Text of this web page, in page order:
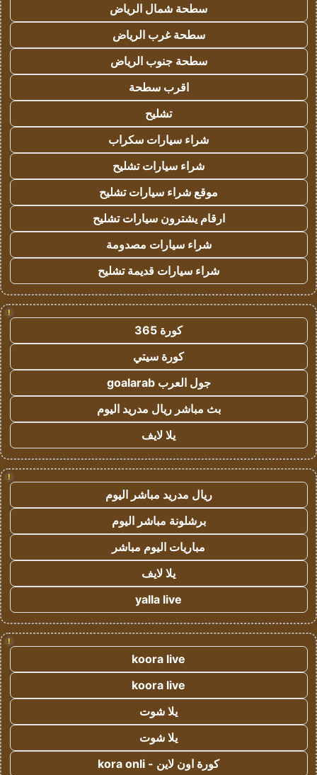
سطحة شمال الرياض
سطحة غرب الرياض
سطحة جنوب الرياض
اقرب سطحة
تشليح
شراء سيارات سكراب
شراء سيارات تشليح
موقع شراء سيارات تشليح
ارقام يشترون سيارات تشليح
شراء سيارات مصدومة
شراء سيارات قديمة تشليح
!
كورة 365
كورة سيتي
جول العرب goalarab
بث مباشر ريال مدريد اليوم
يلا لايف
!
ريال مدريد مباشر اليوم
برشلونة مباشر اليوم
مباريات اليوم مباشر
يلا لايف
yalla live
!
koora live
koora live
يلا شوت
يلا شوت
كورة اون لاين - kora onli